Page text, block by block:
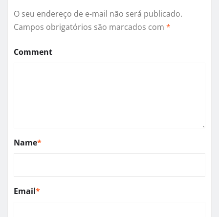
O seu endereço de e-mail não será publicado.
Campos obrigatórios são marcados com *
Comment
Name*
Email*